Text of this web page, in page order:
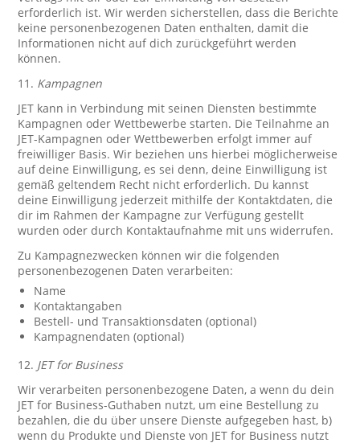
erforderlich ist. Wir werden sicherstellen, dass die Berichte
keine personenbezogenen Daten enthalten, damit die
Informationen nicht auf dich zurückgeführt werden
können.
11. Kampagnen
JET kann in Verbindung mit seinen Diensten bestimmte
Kampagnen oder Wettbewerbe starten. Die Teilnahme an
JET-Kampagnen oder Wettbewerben erfolgt immer auf
freiwilliger Basis. Wir beziehen uns hierbei möglicherweise
auf deine Einwilligung, es sei denn, deine Einwilligung ist
gemäß geltendem Recht nicht erforderlich. Du kannst
deine Einwilligung jederzeit mithilfe der Kontaktdaten, die
dir im Rahmen der Kampagne zur Verfügung gestellt
wurden oder durch Kontaktaufnahme mit uns widerrufen.
Zu Kampagnezwecken können wir die folgenden
personenbezogenen Daten verarbeiten:
Name
Kontaktangaben
Bestell- und Transaktionsdaten (optional)
Kampagnendaten (optional)
12. JET for Business
Wir verarbeiten personenbezogene Daten, a wenn du dein
JET for Business-Guthaben nutzt, um eine Bestellung zu
bezahlen, die du über unsere Dienste aufgegeben hast, b)
wenn du Produkte und Dienste von JET for Business nutzt